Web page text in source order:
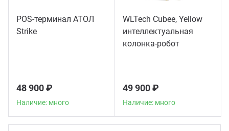
POS-терминал АТОЛ
Strike
48 900 ₽
Наличие: много
WLTech Cubee, Yellow
интеллектуальная
колонка-робот
49 900 ₽
Наличие: много